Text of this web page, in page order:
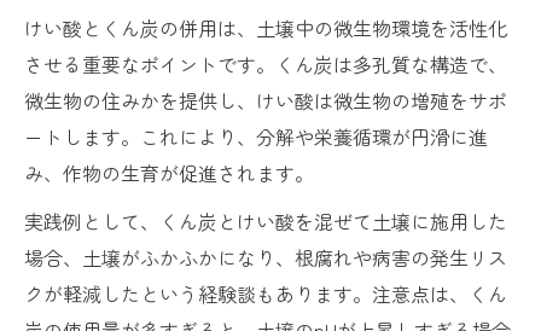
けい酸肥料を使う際の土壌への影響確認法
けい酸使用時に避けたい失敗パターンとは
けい酸とくん炭利用時のよくある疑問と解
決策
けい酸とくん炭の併用は、土壌中の微生物環境を活性化
させる重要なポイントです。くん炭は多孔質な構造で、
微生物の住みかを提供し、けい酸は微生物の増殖をサポ
ートします。これにより、分解や栄養循環が円滑に進
み、作物の生育が促進されます。
実践例として、くん炭とけい酸を混ぜて土壌に施用した
場合、土壌がふかふかになり、根腐れや病害の発生リス
クが軽減したという経験談もあります。注意点は、くん